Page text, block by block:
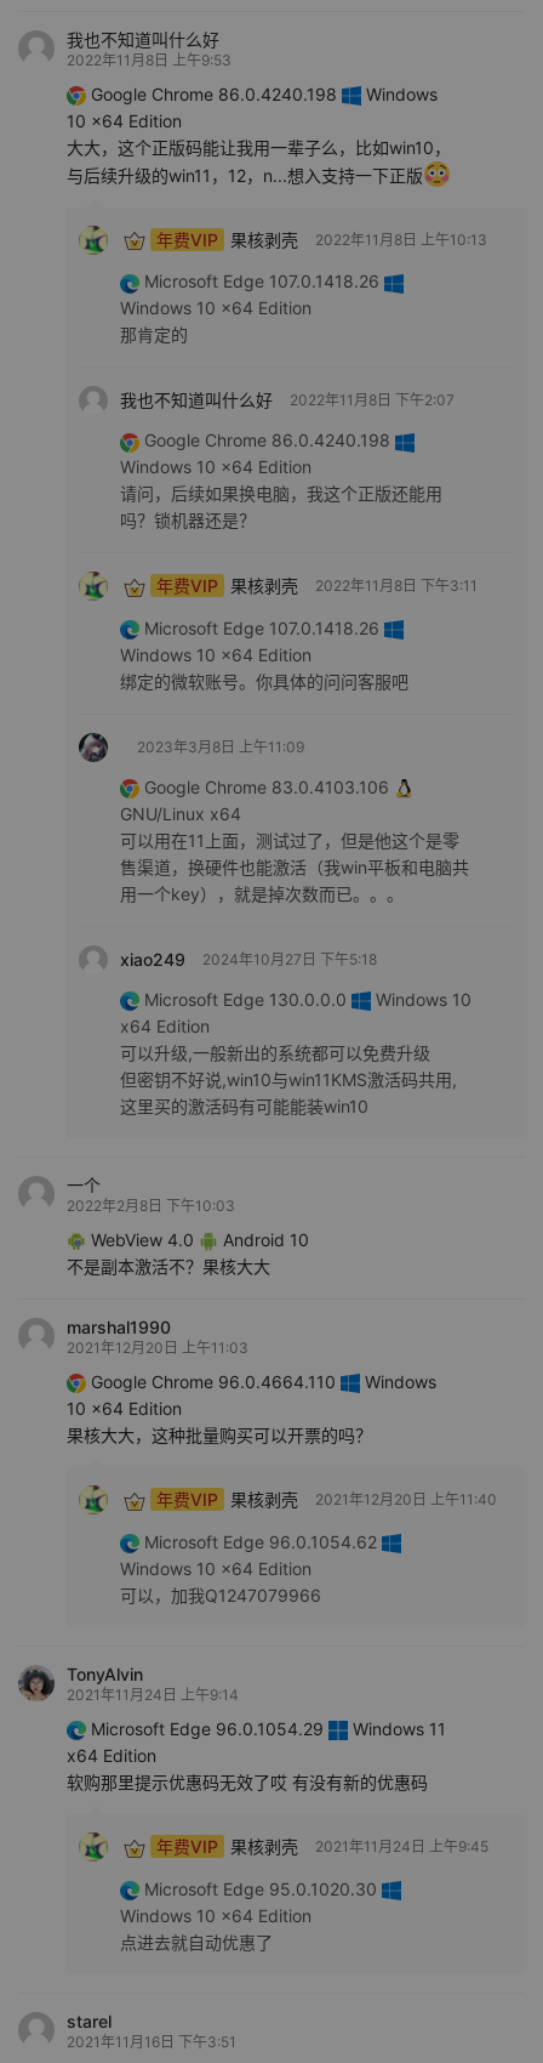
我也不知道叫什么好
2022年11月8日 上午9:53
Google Chrome 86.0.4240.198
Windows
10 x64 Edition
大大，这个正版码能让我用一辈子么，比如win10，
与后续升级的win11，12，n...想入支持一下正版
年费VIP 果核剥壳 2022年11月8日 上午10:13
Microsoft Edge 107.0.1418.26
Windows 10 x64 Edition
那肯定的
我也不知道叫什么好 2022年11月8日 下午2:07
Google Chrome 86.0.4240.198
Windows 10 x64 Edition
请问，后续如果换电脑，我这个正版还能用
吗？锁机器还是？
年费VIP 果核剥壳 2022年11月8日 下午3:11
Microsoft Edge 107.0.1418.26
Windows 10 x64 Edition
绑定的微软账号。你具体的问问客服吧
2023年3月8日 上午11:09
Google Chrome 83.0.4103.106
GNU/Linux x64
可以用在11上面，测试过了，但是他这个是零
售渠道，换硬件也能激活（我win平板和电脑共
用一个key），就是掉次数而已。。。
xiao249 2024年10月27日 下午5:18
Microsoft Edge 130.0.0.0
Windows 10
x64 Edition
可以升级,一般新出的系统都可以免费升级
但密钥不好说,win10与win11KMS激活码共用,
这里买的激活码有可能能装win10
一个
2022年2月8日 下午10:03
WebView 4.0
Android 10
不是副本激活不？果核大大
marshal1990
2021年12月20日 上午11:03
Google Chrome 96.0.4664.110
Windows
10 x64 Edition
果核大大，这种批量购买可以开票的吗？
年费VIP 果核剥壳 2021年12月20日 上午11:40
Microsoft Edge 96.0.1054.62
Windows 10 x64 Edition
可以，加我Q1247079966
TonyAlvin
2021年11月24日 上午9:14
Microsoft Edge 96.0.1054.29
Windows 11
x64 Edition
软购那里提示优惠码无效了哎 有没有新的优惠码
年费VIP 果核剥壳 2021年11月24日 上午9:45
Microsoft Edge 95.0.1020.30
Windows 10 x64 Edition
点进去就自动优惠了
starel
2021年11月16日 下午3:51